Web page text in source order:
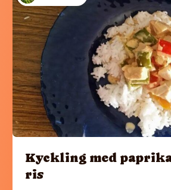
Kyckling med paprika
ris